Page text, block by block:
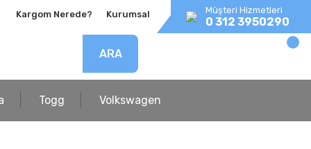
Kargom Nerede? Kurumsal Müşteri Hizmetleri
0 312 3950290
ARA
Togg Volkswagen